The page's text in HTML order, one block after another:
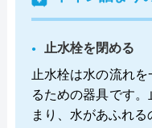
止水栓を閉める
止水栓は水の流れ
るための器具です
まり、水があふれる